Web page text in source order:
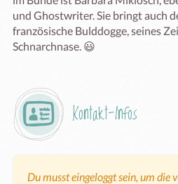
und Ghostwriter. Sie bringt auch
französische Bulddogge, seines
Schnarchnase. 😃
Kontakt-Infos
Du musst eingeloggt sein, um die